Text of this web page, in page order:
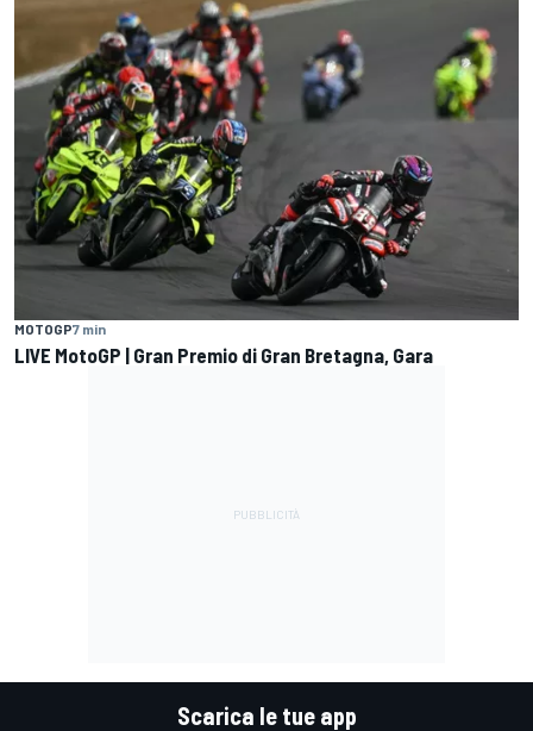
MOTOGP7 min
LIVE MotoGP | Gran Premio di Gran Bretagna, Gara
Scarica le tue app